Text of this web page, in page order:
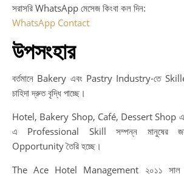
সরাসরি WhatsApp মেসেজ কিংবা কল দিন:
WhatsApp Contact
উপসংহার
বর্তমানে Bakery এবং Pastry Industry-তে
চাহিদা দ্রুত বৃদ্ধি পাচ্ছে।
Hotel, Bakery Shop, Café, Dessert Shop
এ Professional Skill সম্পন্ন মানুষের
Opportunity তৈরি হচ্ছে।
The Ace Hotel Management ২০১১ সাল